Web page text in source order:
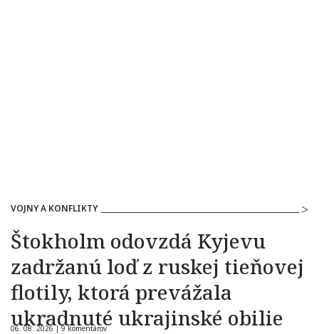
VOJNY A KONFLIKTY
Štokholm odovzdá Kyjevu
zadržanú loď z ruskej tieňovej
flotily, ktorá prevážala
ukradnuté ukrajinské obilie
06. 08. 2026 |9 komentárov